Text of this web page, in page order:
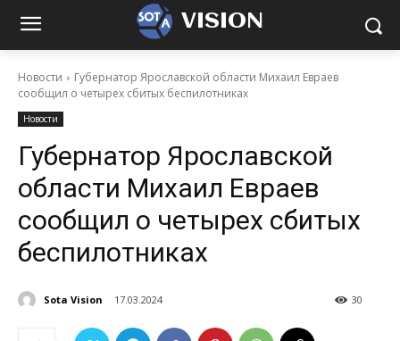
VISION
Новости
Губернатор Ярославской области Михаил Евраев
сообщил о четырех сбитых беспилотниках
Новости
Губернатор Ярославской
области Михаил Евраев
сообщил о четырех сбитых
беспилотниках
Sota Vision 17.03.2024 30